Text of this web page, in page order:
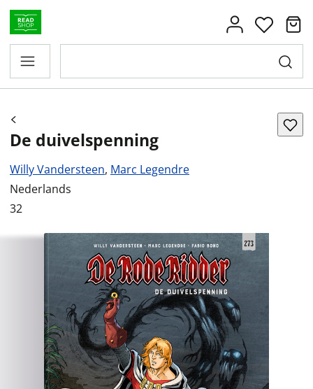
De duivelspenning
Willy Vandersteen, Marc Legendre
Nederlands
32